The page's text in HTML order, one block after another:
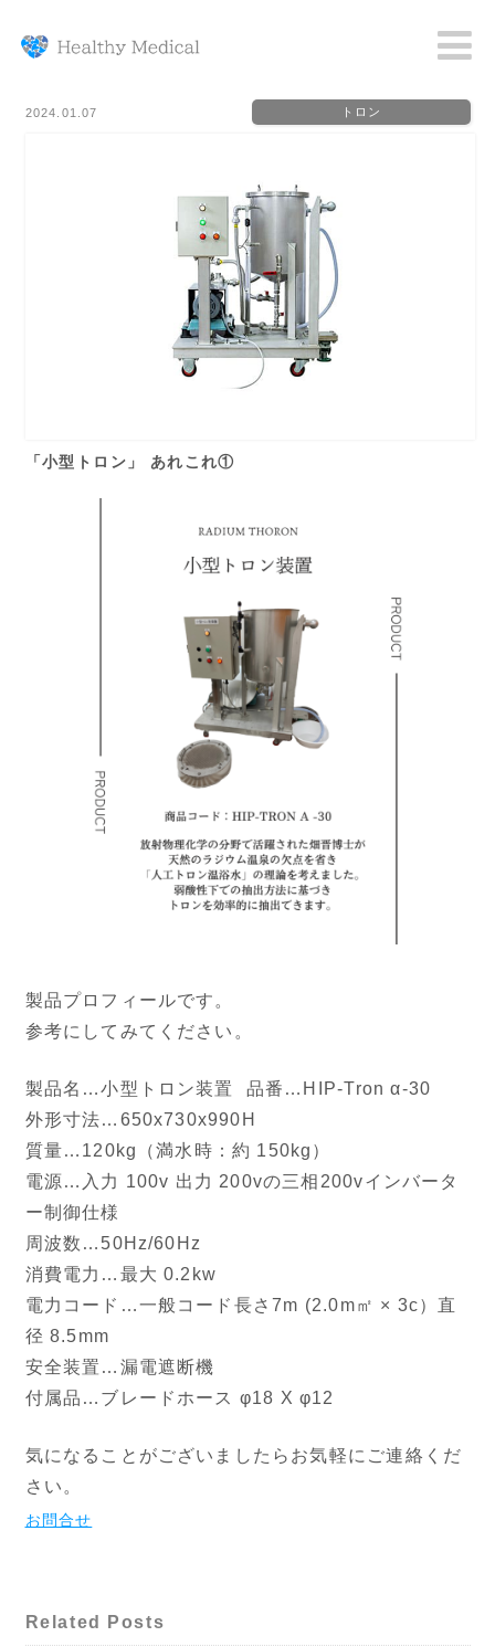
Home News
2024.01.07 トロン
「小型トロン」 あれこれ①
製品プロフィールです。
参考にしてみてください。
製品名…小型トロン装置 品番…HIP-Tron α-30
外形寸法…650x730x990H
質量…120kg（満水時：約 150kg）
電源…入力 100v 出力 200vの三相200vインバータ
ー制御仕様
周波数…50Hz/60Hz
消費電力…最大 0.2kw
電力コード…一般コード長さ7m (2.0m㎡ × 3c）直
径 8.5mm
安全装置…漏電遮断機
付属品…ブレードホース φ18 X φ12
気になることがございましたらお気軽にご連絡くだ
さい。
お問合せ
Related Posts